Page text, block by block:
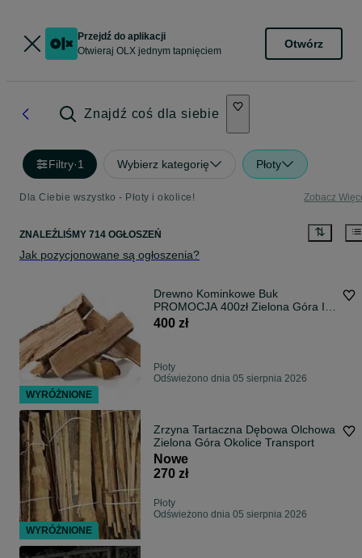
Przejdź do aplikacji
Otwieraj OLX jednym tapnięciem
Otwórz
Znajdź coś dla siebie
Filtry·1 Wybierz kategorię Płoty
Dla Ciebie wszystko - Płoty i okolice! Zobacz
ZNALEŹLIŚMY 714 OGŁOSZEŃ
Jak pozycjonowane są ogłoszenia?
Drewno Kominkowe Buk
PROMOCJA 400zł Zielona Góra I
Okolice
400 zł
Płoty
Odświeżono dnia 05 sierpnia 2026
Zrzyna Tartaczna Dębowa Olchowa
Zielona Góra Okolice Transport
Nowe
270 zł
Płoty
Odświeżono dnia 05 sierpnia 2026
WYRÓŻNIONE
WYRÓŻNIONE